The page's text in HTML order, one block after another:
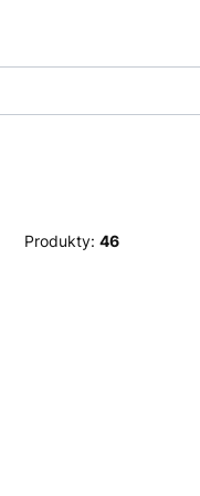
Produkty: 46